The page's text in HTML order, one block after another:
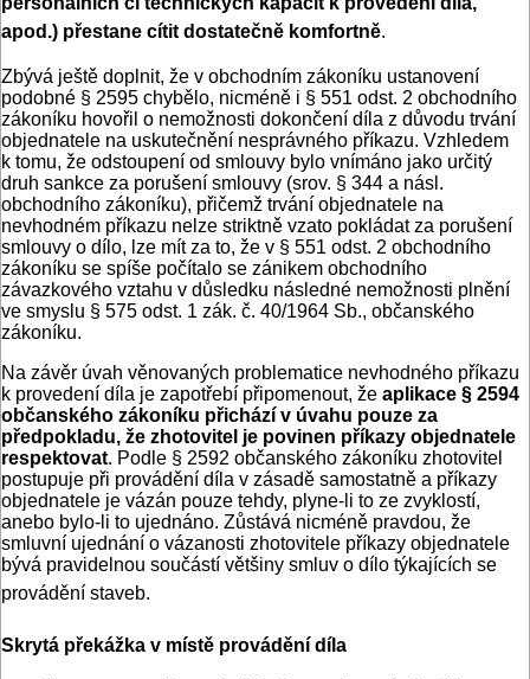
apod.) přestane cítit dostatečně komfortně.
Zbývá ještě doplnit, že v obchodním zákoníku ustanovení
podobné § 2595 chybělo, nicméně i § 551 odst. 2 obchodního
zákoníku hovořil o nemožnosti dokončení díla z důvodu trvání
objednatele na uskutečnění nesprávného příkazu. Vzhledem
k tomu, že odstoupení od smlouvy bylo vnímáno jako určitý
druh sankce za porušení smlouvy (srov. § 344 a násl.
obchodního zákoníku), přičemž trvání objednatele na
nevhodném příkazu nelze striktně vzato pokládat za porušení
smlouvy o dílo, lze mít za to, že v § 551 odst. 2 obchodního
zákoníku se spíše počítalo se zánikem obchodního
závazkového vztahu v důsledku následné nemožnosti plnění
ve smyslu § 575 odst. 1 zák. č. 40/1964 Sb., občanského
zákoníku.
Na závěr úvah věnovaných problematice nevhodného příkazu
k provedení díla je zapotřebí připomenout, že aplikace § 2594
občanského zákoníku přichází v úvahu pouze za
předpokladu, že zhotovitel je povinen příkazy objednatele
respektovat. Podle § 2592 občanského zákoníku zhotovitel
postupuje při provádění díla v zásadě samostatně a příkazy
objednatele je vázán pouze tehdy, plyne-li to ze zvyklostí,
anebo bylo-li to ujednáno. Zůstává nicméně pravdou, že
smluvní ujednání o vázanosti zhotovitele příkazy objednatele
bývá pravidelnou součástí většiny smluv o dílo týkajících se
provádění staveb.
Skrytá překážka v místě provádění díla